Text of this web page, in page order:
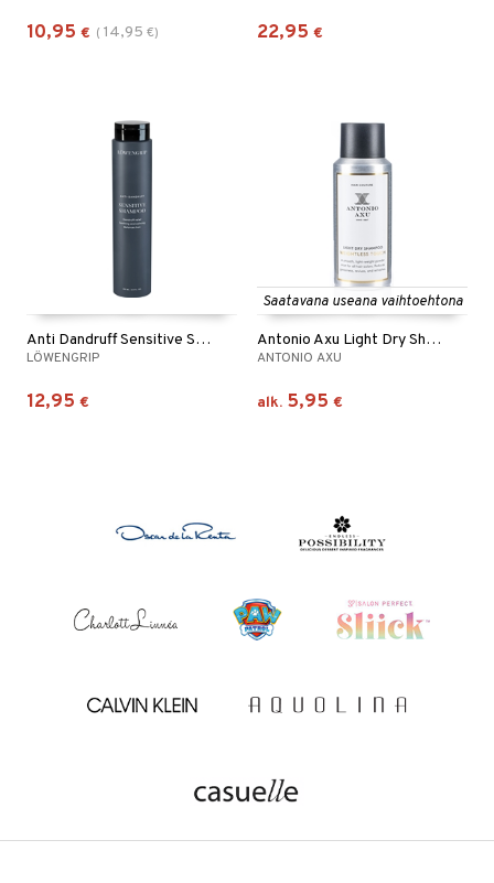
10,95 € ( 14,95 €) 22,95 €
Anti Dandruff Sensitive Shampoo
LÖWENGRIP
12,95 €
Saatavana useana vaihtoehtona
Antonio Axu Light Dry Shampoo Weightless Touch
ANTONIO AXU
alk. 5,95 €